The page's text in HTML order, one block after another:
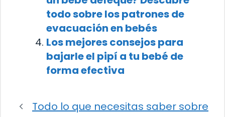
todo sobre los patrones de
evacuación en bebés
Los mejores consejos para
bajarle el pipí a tu bebé de
forma efectiva
Todo lo que necesitas saber sobre